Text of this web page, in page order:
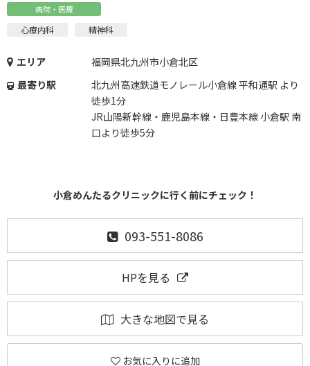
病院・医療
心療内科 精神科
エリア
福岡県北九州市小倉北区
最寄り駅
北九州高速鉄道モノレール小倉線 平和通駅 より
徒歩1分
JR山陽新幹線・鹿児島本線・日豊本線 小倉駅 南
口より徒歩5分
小倉めんたるクリニックに行く前にチェック！
093-551-8086
HPを見る
大きな地図で見る
お気に入りに追加